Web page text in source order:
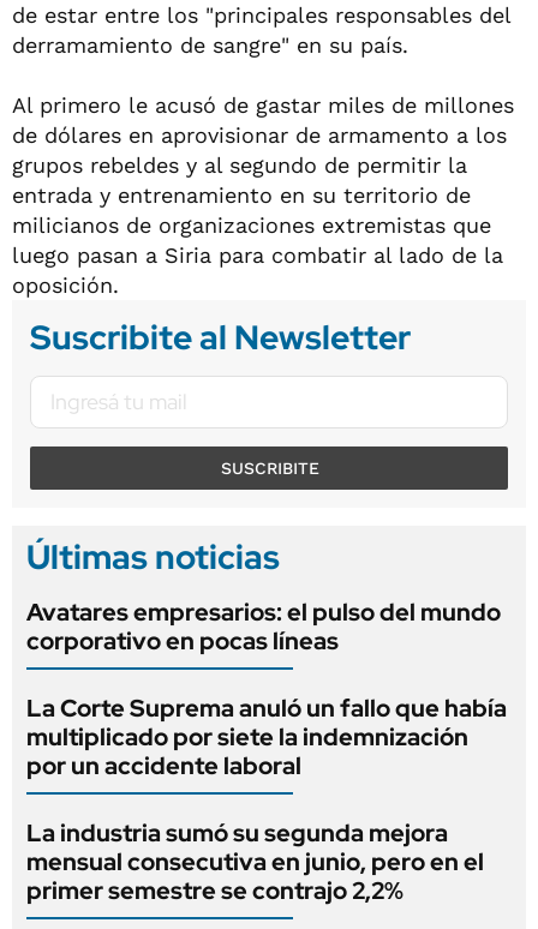
de estar entre los "principales responsables del
derramamiento de sangre" en su país.
Al primero le acusó de gastar miles de millones
de dólares en aprovisionar de armamento a los
grupos rebeldes y al segundo de permitir la
entrada y entrenamiento en su territorio de
milicianos de organizaciones extremistas que
luego pasan a Siria para combatir al lado de la
oposición.
Suscribite al Newsletter
SUSCRIBITE
Últimas noticias
Avatares empresarios: el pulso del mundo
corporativo en pocas líneas
La Corte Suprema anuló un fallo que había
multiplicado por siete la indemnización
por un accidente laboral
La industria sumó su segunda mejora
mensual consecutiva en junio, pero en el
primer semestre se contrajo 2,2%